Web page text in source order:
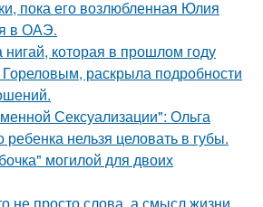
пока его возлюбленная Юлия
в ОАЭ.
которая в прошлом году
раскрыла подробности
Сексуализации": Ольга
нельзя целовать в губы.
могилой для двоих